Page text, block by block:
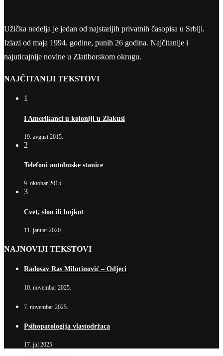
Užička nedelja je jedan od najstarijih privatnih časopisa u Srbiji.
Izlazi od maja 1994. godine, punih 26 godina. Najčitanije i
najuticajnije novine u Zlatiborskom okrugu.
NAJČITANIJI TEKSTOVI
1
I Amerikanci u koloniji u Zlakusi
19. avgust 2015.
2
Telefoni autobuske stanice
9. oktobar 2015.
3
Cvet, slon ili bojkot
11. januar 2020.
NAJNOVIJI TEKSTOVI
Radosav Ras Milutinović – Odjeci
10. novembar 2025.
7. novembar 2025.
Psihopatologija vlastodržaca
17. jul 2025.